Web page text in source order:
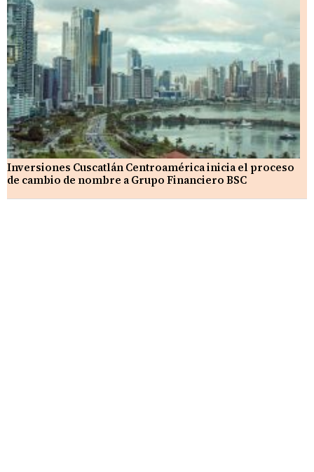
Inversiones Cuscatlán Centroamérica inicia el proceso
de cambio de nombre a Grupo Financiero BSC